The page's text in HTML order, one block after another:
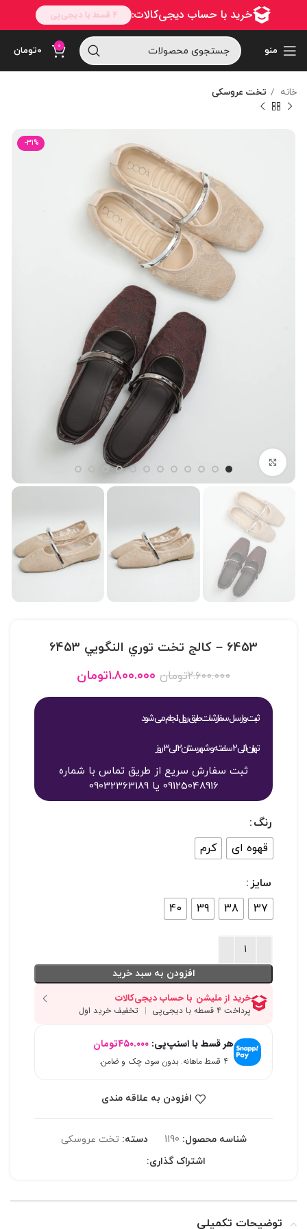
منو 0 ۰تومان
خانه تخت عروسکی
-31%
6453 – کالج تخت توري النگويي 6453
۲.۶۰۰.۰۰۰تومان ۱.۸۰۰.۰۰۰تومان
ثبت و ارسال سفارشات طبق روال انجام می شود
تهران 1 الی 2 ساعته و شهرستان 2 الی 3 روز
ثبت سفارش سریع از طریق تماس با شماره
09125048916 یا 09032363189
رنگ
قهوه ای
کرم
سایز
37
38
39
40
افزودن به سبد خرید
هر قسط با اسنپ‌پی: ۴۵۰.۰۰۰تومان
۴ قسط ماهانه. بدون سود، چک و ضامن.
افزودن به علاقه مندی
شناسه محصول: 1190 دسته: تخت عروسکی
اشتراک گذاری:
توضیحات تکمیلی